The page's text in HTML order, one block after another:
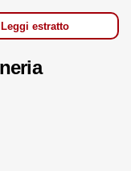
Leggi estratto